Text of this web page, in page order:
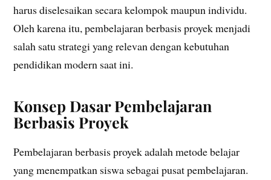
harus diselesaikan secara kelompok maupun individu.
Oleh karena itu, pembelajaran berbasis proyek menjadi
salah satu strategi yang relevan dengan kebutuhan
pendidikan modern saat ini.
Konsep Dasar Pembelajaran
Berbasis Proyek
Pembelajaran berbasis proyek adalah metode belajar
yang menempatkan siswa sebagai pusat pembelajaran.